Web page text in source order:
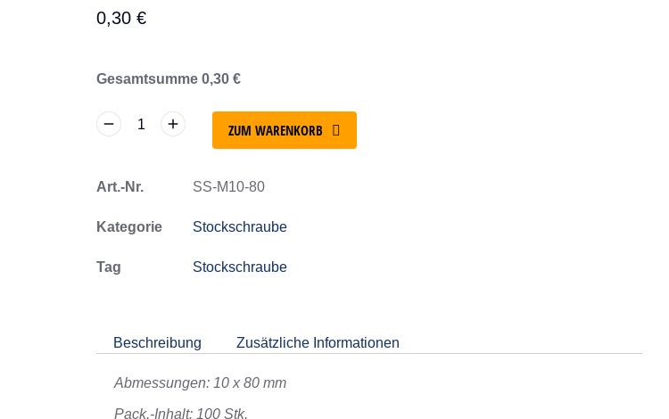
0,30 €
Gesamtsumme 0,30 €
ZUM WARENKORB
Art.-Nr. SS-M10-80
Kategorie Stockschraube
Tag Stockschraube
Beschreibung Zusätzliche Informationen
Abmessungen: 10 x 80 mm
Pack.-Inhalt: 100 Stk.